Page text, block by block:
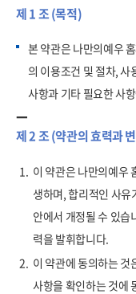
제 1 조 (목적)
본 약관은 나만의예우
의 이용조건 및 절차,
사항과 기타 필요한 사
제 2 조 (약관의 효력과
1. 이 약관은 나만의예우
생하며, 합리적인 사유
안에서 개정될 수 있습
력을 발휘합니다.
2. 이 약관에 동의하는 것
사항을 확인하는 것에